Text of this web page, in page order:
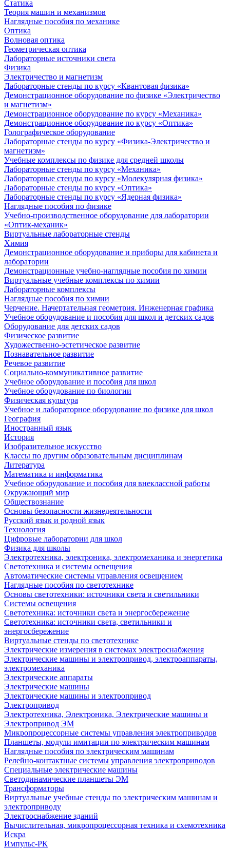
Статика
Теория машин и механизмов
Наглядные пособия по механике
Оптика
Волновая оптика
Геометрическая оптика
Лабораторные источники света
Физика
Электричество и магнетизм
Лабораторные стенды по курсу «Квантовая физика»
Демонстрационное оборудование по физике «Электричество
и магнетизм»
Демонстрационное оборудование по курсу «Механика»
Демонстрационное оборудование по курсу «Оптика»
Голографическое оборудование
Лабораторные стенды по курсу «Физика-Электричество и
магнетизм»
Учебные комплексы по физике для средней школы
Лабораторные стенды по курсу «Механика»
Лабораторные стенды по курсу «Молекулярная физика»
Лабораторные стенды по курсу «Оптика»
Лабораторные стенды по курсу «Ядерная физика»
Наглядные пособия по физике
Учебно-производственное оборудование для лаборатории
«Оптик-механик»
Виртуальные лабораторные стенды
Химия
Демонстрационное оборудование и приборы для кабинета и
лаборатории
Демонстрационные учебно-наглядные пособия по химии
Виртуальные учебные комплексы по химии
Лабораторные комплексы
Наглядные пособия по химии
Черчение. Начертательная геометрия. Инженерная графика
Учебное оборудование и пособия для школ и детских садов
Оборудование для детских садов
Физическое развитие
Художественно-эстетическое развитие
Познавательное развитие
Речевое развитие
Социально-коммуникативное развитие
Учебное оборудование и пособия для школ
Учебное оборудование по биологии
Физическая культура
Учебное и лабораторное оборудование по физике для школ
География
Иностранный язык
История
Изобразительное искусство
Классы по другим образовательным дисциплинам
Литература
Математика и информатика
Учебное оборудование и пособия для внеклассной работы
Окружающий мир
Обществознание
Основы безопасности жизнедеятельности
Русский язык и родной язык
Технология
Цифровые лаборатории для школ
Физика для школы
Электротехника, электроника, электромеханика и энергетика
Светотехника и системы освещения
Автоматические системы управления освещением
Наглядные пособия по светотехнике
Основы светотехники: источники света и светильники
Системы освещения
Светотехника: источники света и энергосбережение
Светотехника: источники света, светильники и
энергосбережение
Виртуальные стенды по светотехнике
Электрические измерения в системах электроснабжения
Электрические машины и электропривод, электроаппараты,
электромеханика
Электрические аппараты
Электрические машины
Электрические машины и электропривод
Электропривод
Электротехника, Электроника, Электрические машины и
Электропривод ЭМ
Микропроцессорные системы управления электроприводов
Планшеты, модули имитации по электрическим машинам
Наглядные пособия по электрическим машинам
Релейно-контактные системы управления электроприводов
Специальные электрические машины
Светодинамические планшеты ЭМ
Трансформаторы
Виртуальные учебные стенды по электрическим машинам и
электроприводу
Электроснабжение зданий
Вычислительная, микропроцессорная техника и схемотехника
Искра
Импульс-РК